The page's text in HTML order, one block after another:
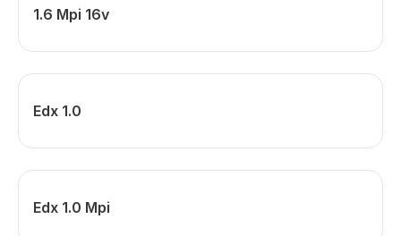
1.6 Mpi 16v
Edx 1.0
Edx 1.0 Mpi